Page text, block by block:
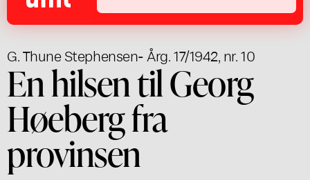
G. Thune Stephensen- Årg. 17/1942, nr. 10
En hilsen til Georg
Høeberg fra
provinsen